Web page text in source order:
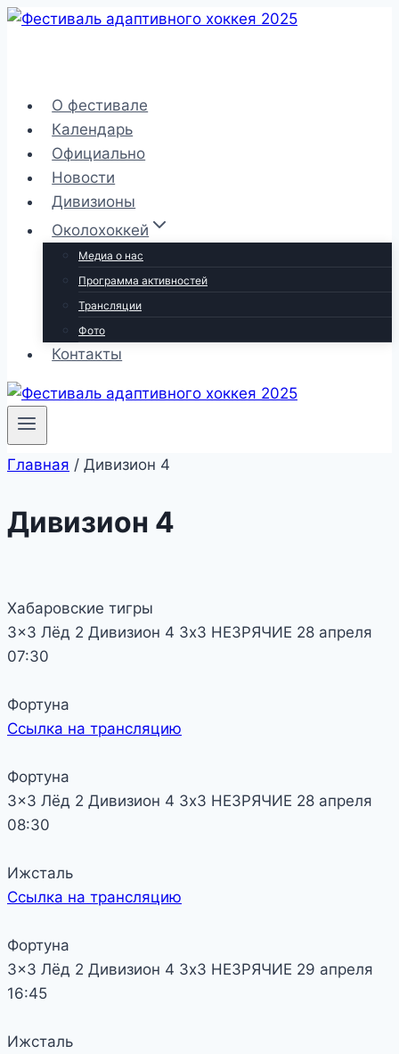
Перейти
О фестивале
Календарь
Официально
Новости
Дивизионы
Околохоккей
Медиа о нас
Программа активностей
Трансляции
Фото
Контакты
Главная / Дивизион 4
Дивизион 4
Хабаровские тигры
3x3 Лёд 2 Дивизион 4 3х3 НЕЗРЯЧИЕ 28 апреля
07:30
Фортуна
Ссылка на трансляцию
Фортуна
3x3 Лёд 2 Дивизион 4 3х3 НЕЗРЯЧИЕ 28 апреля
08:30
Ижсталь
Ссылка на трансляцию
Фортуна
3x3 Лёд 2 Дивизион 4 3х3 НЕЗРЯЧИЕ 29 апреля
16:45
Ижсталь